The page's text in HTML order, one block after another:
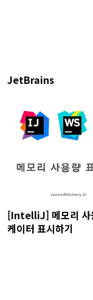
JetBrains
[IntelliJ] 메모리 사
케이터 표시하기